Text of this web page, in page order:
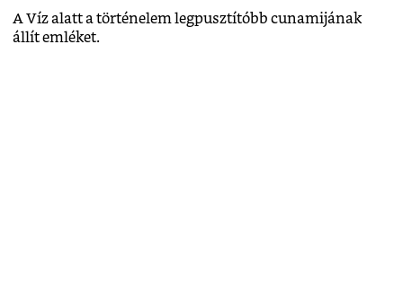
A Víz alatt a történelem legpusztítóbb cunamijának
állít emléket.